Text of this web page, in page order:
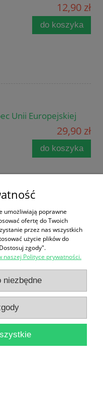
12,90 zł
do koszyka
Unii Europejskiej
29,90 zł
do koszyka
w Latach
24,90 zł
do koszyka
umożliwiają poprawne
ofertę do Twoich
przez nas wszystkich
użycie plików do
zgody".
naszej Polityce prywatności.